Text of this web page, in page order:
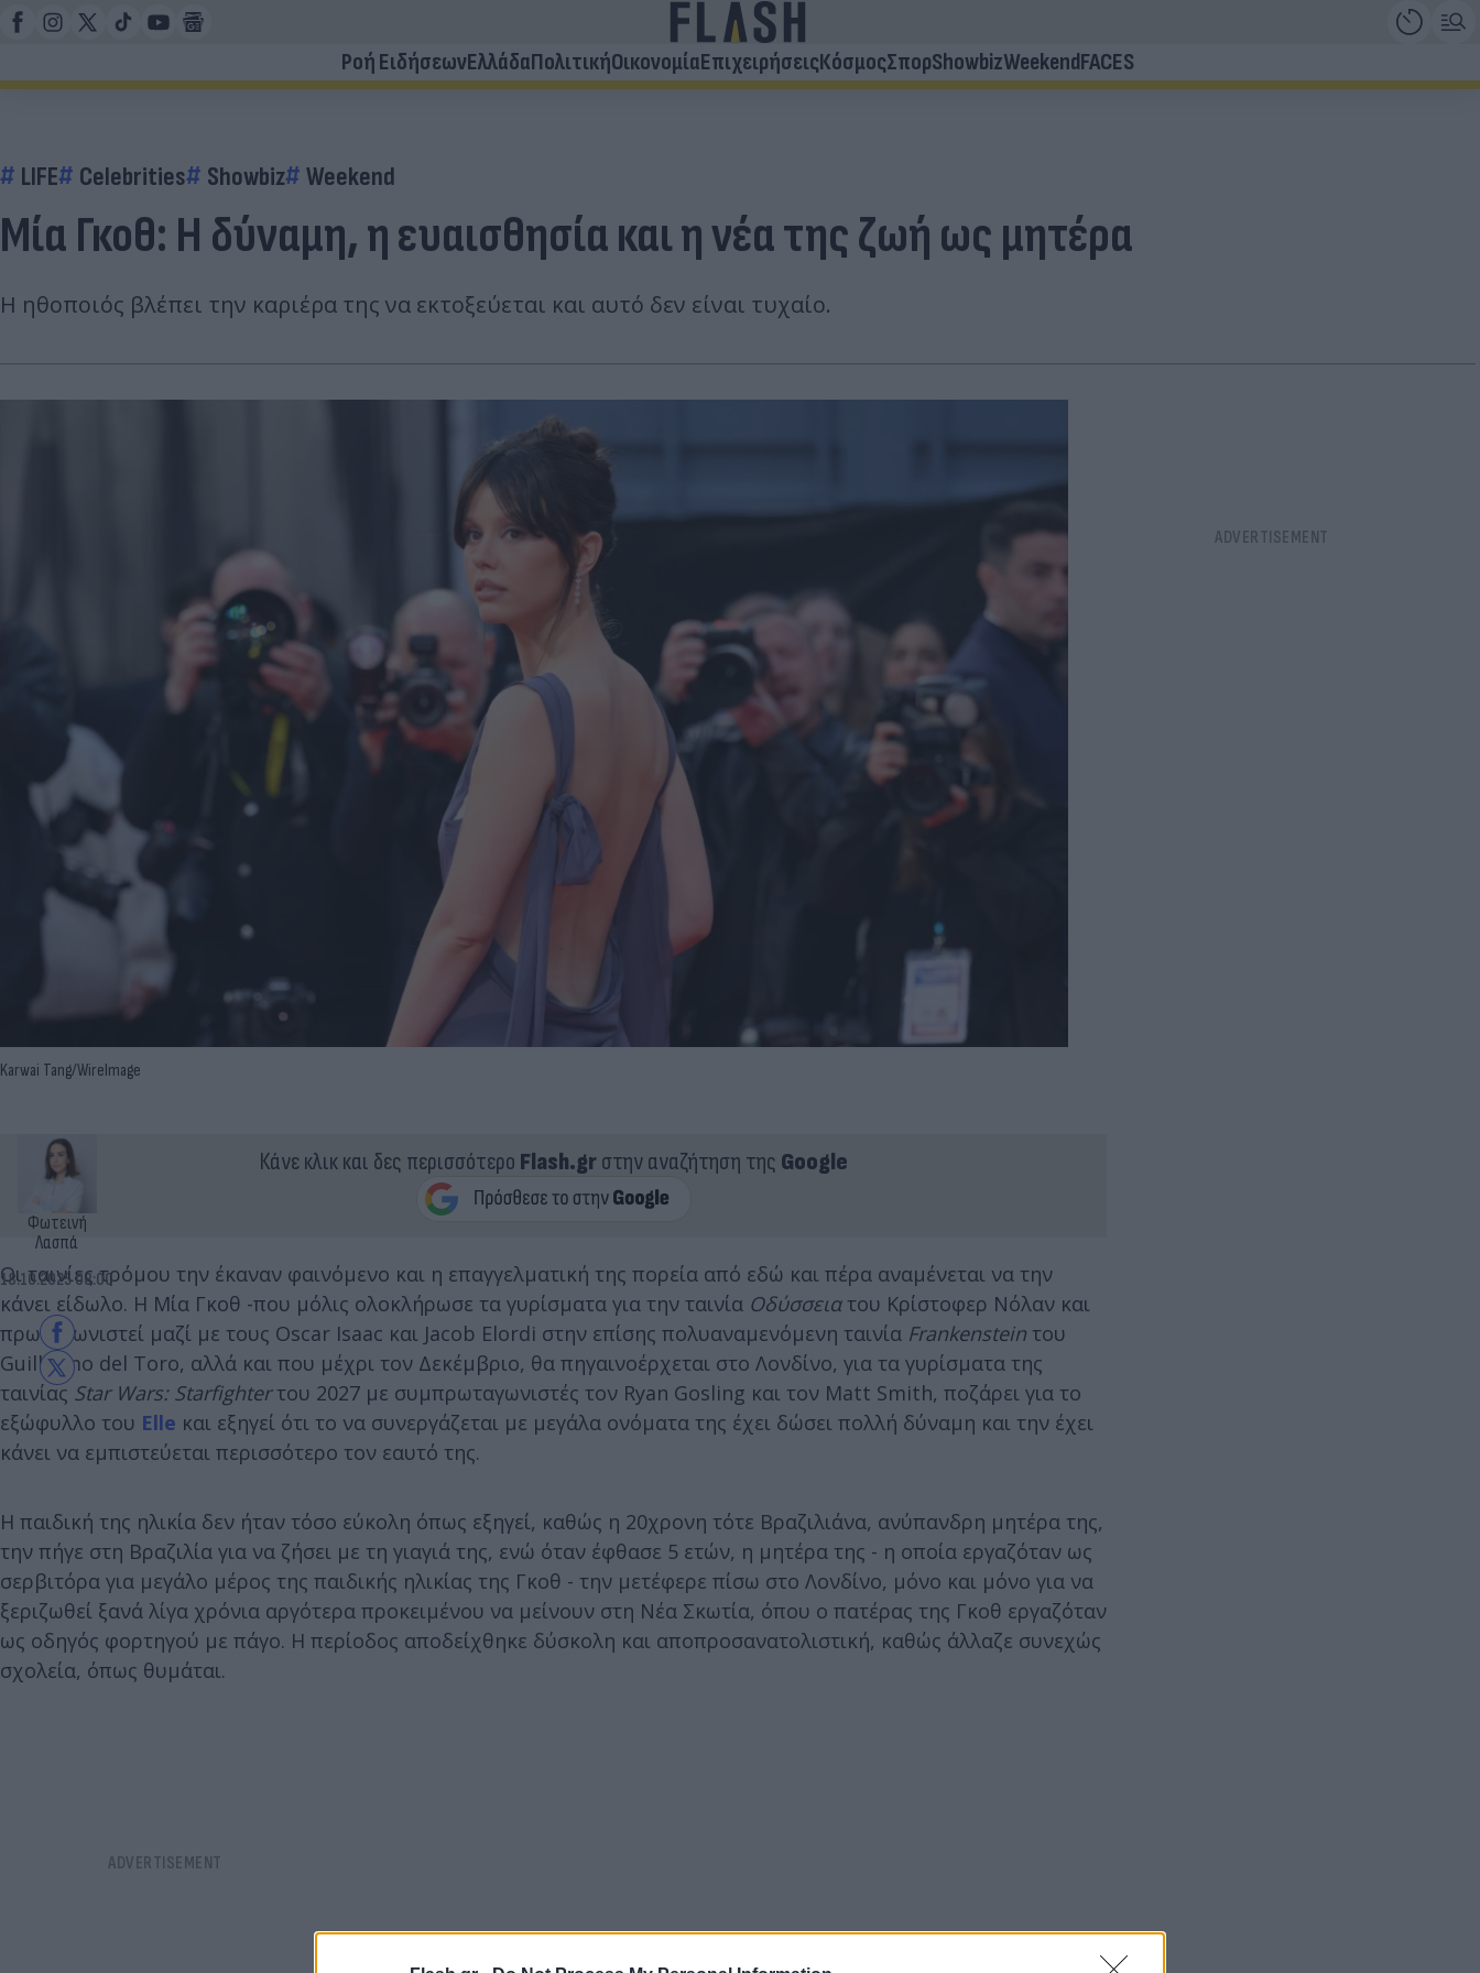
Ροή ΕιδήσεωνΕλλάδαΠολιτικήΟικονομίαΕπιχειρήσειςΚόσμοςΣπορShowbizWeekendFACES
LIFE Celebrities Showbiz Weekend
Μία Γκοθ: Η δύναμη, η ευαισθησία και η νέα της ζωή ως μητέρα
Η ηθοποιός βλέπει την καριέρα της να εκτοξεύεται και αυτό δεν είναι τυχαίο.
Karwai Tang/WireImage
Φωτεινή
Λασπά
18.10.2025 08:00
Κάνε κλικ και δες περισσότερο Flash.grστην αναζήτηση της Google
Οι ταινίες τρόμου την έκαναν φαινόμενο και η επαγγελματική της πορεία από εδώ και πέρα αναμένεται να την
κάνει είδωλο. Η Μία Γκοθ -που μόλις ολοκλήρωσε τα γυρίσματα για την ταινία Οδύσσειατου Κρίστοφερ Νόλαν και
πρωταγωνιστεί μαζί με τους Oscar Isaac και Jacob Elordi στην επίσης πολυαναμενόμενη ταινία Frankenstein του
Guillermo del Toro, αλλά και που μέχρι τον Δεκέμβριο, θα πηγαινοέρχεται στο Λονδίνο, για τα γυρίσματα της
ταινίας Star Wars: Starfighterτου 2027 με συμπρωταγωνιστές τον Ryan Gosling και τον Matt Smith, ποζάρει για το
εξώφυλλο του Elle και εξηγεί ότι το να συνεργάζεται με μεγάλα ονόματα της έχει δώσει πολλή δύναμη και την έχει
κάνει να εμπιστεύεται περισσότερο τον εαυτό της.
Η παιδική της ηλικία δεν ήταν τόσο εύκολη όπως εξηγεί, καθώς η 20χρονη τότε Βραζιλιάνα, ανύπανδρη μητέρα της,
την πήγε στη Βραζιλία για να ζήσει με τη γιαγιά της, ενώ όταν έφθασε 5 ετών, η μητέρα της - η οποία εργαζόταν ως
σερβιτόρα για μεγάλο μέρος της παιδικής ηλικίας της Γκοθ - την μετέφερε πίσω στο Λονδίνο, μόνο και μόνο για να
ξεριζωθεί ξανά λίγα χρόνια αργότερα προκειμένου να μείνουν στη Νέα Σκωτία, όπου ο πατέρας της Γκοθ εργαζόταν
ως οδηγός φορτηγού με πάγο. Η περίοδος αποδείχθηκε δύσκολη και αποπροσανατολιστική, καθώς άλλαζε συνεχώς
σχολεία, όπως θυμάται.